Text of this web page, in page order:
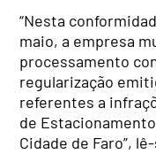
“Nesta
maio, a empresa
processamento
regularização
referentes a
de
Cidade de Faro”,